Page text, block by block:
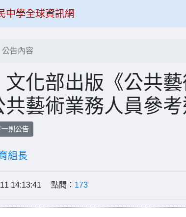
中學全球資訊網
公告內容
文化部出版《公共
藝術業務人員參考
一則公告
組長
14:13:41 點閱： 173